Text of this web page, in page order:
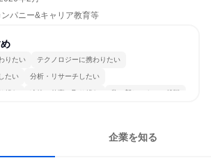
パニー&キャリア教育等
りたい テクノロジーに携わりたい
たい 分析・リサーチしたい
組む 冷静に仕事に取り組む 常に新しいものに挑戦
企業を知る